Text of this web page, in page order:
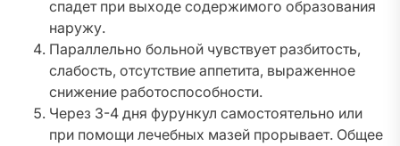
спадет при выходе содержимого образования
наружу.
Параллельно больной чувствует разбитость,
слабость, отсутствие аппетита, выраженное
снижение работоспособности.
Через 3-4 дня фурункул самостоятельно или
при помощи лечебных мазей прорывает. Общее